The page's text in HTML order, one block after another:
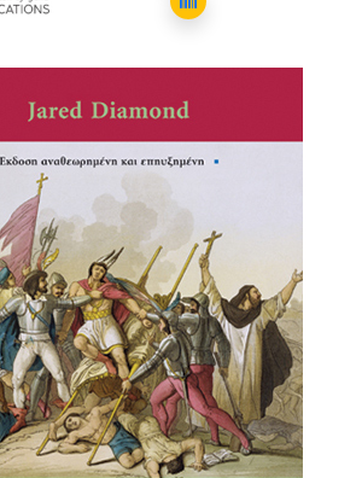
Orders